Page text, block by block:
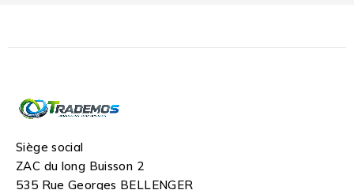
Siège social
ZAC du long Buisson 2
535 Rue Georges BELLENGER